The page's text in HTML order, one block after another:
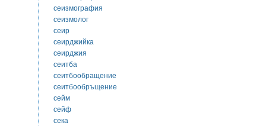
сеизмография
сеизмолог
сеир
сеирджийка
сеирджия
сеитба
сеитбообращение
сеитбообръщение
сейм
сейф
сека